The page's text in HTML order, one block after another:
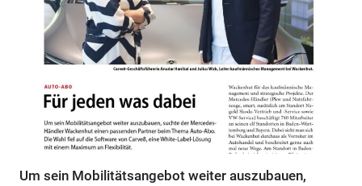
Um sein Mobilitätsangebot weiter auszubauen,